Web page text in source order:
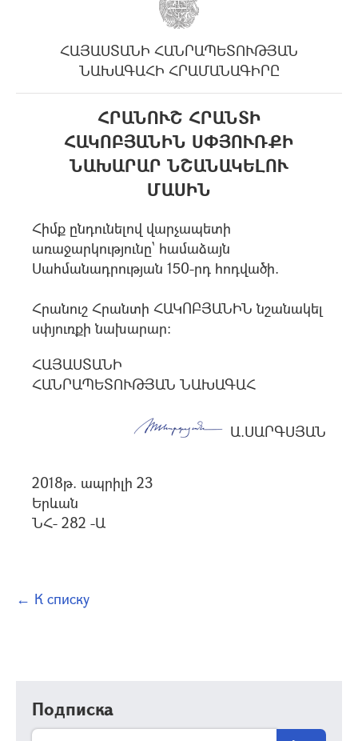
ՀԱՅԱՍՏԱՆԻ ՀԱՆՐԱՊԵՏՈՒԹՅԱՆ
ՆԱԽԱԳԱՀԻ ՀՐԱՄԱՆԱԳԻՐԸ
ՀՐԱՆՈՒՇ ՀՐԱՆՏԻ
ՀԱԿՈԲՅԱՆԻՆ ՍՓՅՈՒՌՔԻ
ՆԱԽԱՐԱՐ ՆՇԱՆԱԿԵԼՈՒ
ՄԱՍԻՆ
Հիմք ընդունելով վարչապետի
առաջարկությունը` համաձայն
Սահմանադրության 150-րդ հոդվածի.
Հրանուշ Հրանտի ՀԱԿՈԲՅԱՆԻՆ նշանակել
սփյուռքի նախարար:
ՀԱՅԱՍՏԱՆԻ
ՀԱՆՐԱՊԵՏՈՒԹՅԱՆ ՆԱԽԱԳԱՀ
Ա.ՍԱՐԳՍՅԱՆ
2018թ. ապրիլի 23
Երևան
ՆՀ- 282 -Ա
← К списку
Подписка